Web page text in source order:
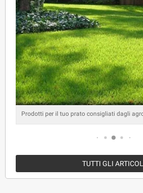
Prodotti per il tuo prato consigliati dagli
TUTTI GLI